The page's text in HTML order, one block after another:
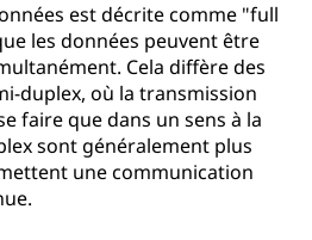
est décrite comme "full
les données peuvent être
Cela diffère des
duplex, où la transmission
faire que dans un sens à la
sont généralement plus
une communication